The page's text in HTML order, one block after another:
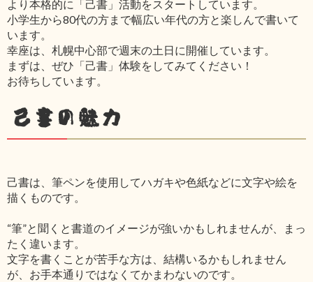
より本格的に「己書」活動をスタートしています。
小学生から80代の方まで幅広い年代の方と楽しんで書いて
います。
幸座は、札幌中心部で週末の土日に開催しています。
まずは、ぜひ「己書」体験をしてみてください！
お待ちしています。
己書の魅力
己書は、筆ペンを使用してハガキや色紙などに文字や絵を
描くものです。
“筆”と聞くと書道のイメージが強いかもしれませんが、まっ
たく違います。
文字を書くことが苦手な方は、結構いるかもしれません
が、お手本通りではなくてかまわないのです。